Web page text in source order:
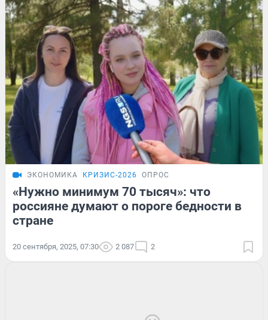
ЭКОНОМИКА КРИЗИС-2026 ОПРОС
«Нужно минимум 70 тысяч»: что
россияне думают о пороге бедности в
стране
20 сентября, 2025, 07:30 2 087 2